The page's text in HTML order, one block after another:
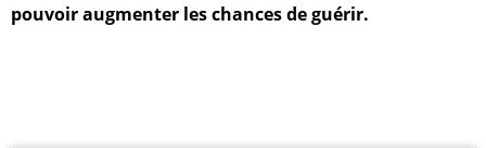
pouvoir augmenter les chances de guérir.